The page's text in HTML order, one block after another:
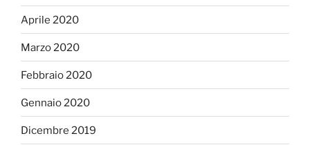
Aprile 2020
Marzo 2020
Febbraio 2020
Gennaio 2020
Dicembre 2019